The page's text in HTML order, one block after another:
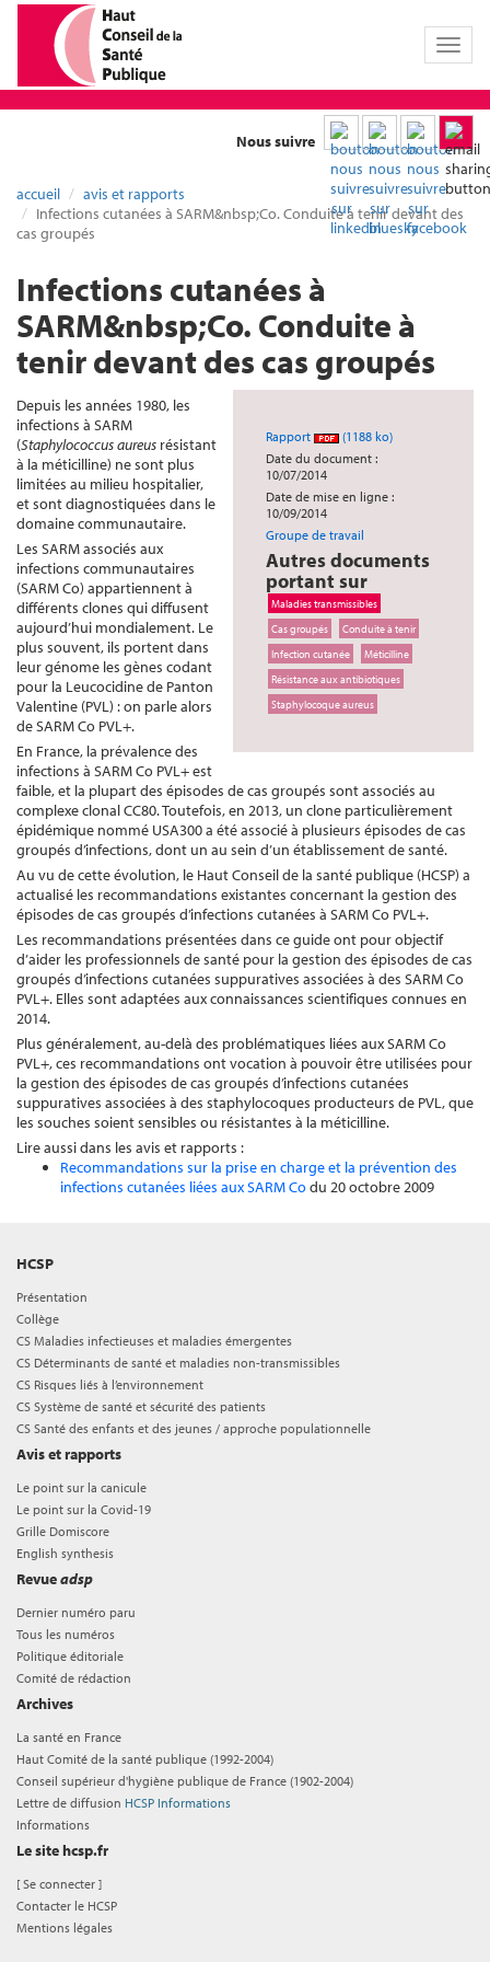
Toggle
Nous suivre
accueil
avis et rapports
Infections cutanées à SARM&nbsp;Co. Conduite à tenir devant des
cas groupés
Infections cutanées à
SARM&nbsp;Co. Conduite à
tenir devant des cas groupés
Rapport
(1188 ko)
Date du document :
10/07/2014
Date de mise en ligne :
10/09/2014
Groupe de travail
Autres documents
portant sur
Maladies transmissibles
Cas groupés
Conduite à tenir
Infection cutanée
Méticilline
Résistance aux antibiotiques
Staphylocoque aureus
Depuis les années 1980, les
infections à SARM
(Staphylococcus aureus résistant
à la méticilline) ne sont plus
limitées au milieu hospitalier,
et sont diagnostiquées dans le
domaine communautaire.
Les SARM associés aux
infections communautaires
(SARM Co) appartiennent à
différents clones qui diffusent
aujourd’hui mondialement. Le
plus souvent, ils portent dans
leur génome les gènes codant
pour la Leucocidine de Panton
Valentine (PVL) : on parle alors
de SARM Co PVL+.
En France, la prévalence des
infections à SARM Co PVL+ est
faible, et la plupart des épisodes de cas groupés sont associés au
complexe clonal CC80. Toutefois, en 2013, un clone particulièrement
épidémique nommé USA300 a été associé à plusieurs épisodes de cas
groupés d’infections, dont un au sein d’un établissement de santé.
Au vu de cette évolution, le Haut Conseil de la santé publique (HCSP) a
actualisé les recommandations existantes concernant la gestion des
épisodes de cas groupés d’infections cutanées à SARM Co PVL+.
Les recommandations présentées dans ce guide ont pour objectif
d’aider les professionnels de santé pour la gestion des épisodes de cas
groupés d’infections cutanées suppuratives associées à des SARM Co
PVL+. Elles sont adaptées aux connaissances scientifiques connues en
2014.
Plus généralement, au-delà des problématiques liées aux SARM Co
PVL+, ces recommandations ont vocation à pouvoir être utilisées pour
la gestion des épisodes de cas groupés d’infections cutanées
suppuratives associées à des staphylocoques producteurs de PVL, que
les souches soient sensibles ou résistantes à la méticilline.
Lire aussi dans les avis et rapports :
Recommandations sur la prise en charge et la prévention des
infections cutanées liées aux SARM Codu 20 octobre 2009
HCSP
Présentation
Collège
CS Maladies infectieuses et maladies émergentes
CS Déterminants de santé et maladies non-transmissibles
CS Risques liés à l’environnement
CS Système de santé et sécurité des patients
CS Santé des enfants et des jeunes / approche populationnelle
Avis et rapports
Le point sur la canicule
Le point sur la Covid-19
Grille Domiscore
English synthesis
Revueadsp
Dernier numéro paru
Tous les numéros
Politique éditoriale
Comité de rédaction
Archives
La santé en France
Haut Comité de la santé publique (1992-2004)
Conseil supérieur d'hygiène publique de France (1902-2004)
Lettre de diffusion HCSP Informations
Informations
Le site hcsp.fr
[Se connecter ]
Contacter le HCSP
Mentions légales